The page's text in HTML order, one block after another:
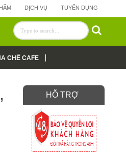
DỊCH VỤ TUYỂN DỤNG
CHẾ CAFE
HỖ TRỢ